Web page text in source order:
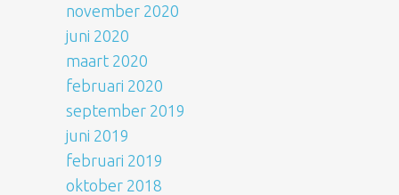
november 2020
juni 2020
maart 2020
februari 2020
september 2019
juni 2019
februari 2019
oktober 2018